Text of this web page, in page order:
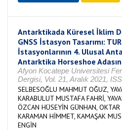
Antarktikada Küresel İklim
GNSS İstasyon Tasarımı:
İstasyonlarının 4. Ulusal
Antarktika Horseshoe
Afyon Kocatepe Universitesi
Dergisi, Vol. 21, Aralık 2021,
SELBESOĞLU MAHMUT OĞUZ,
KARABULUT MUSTAFA FAHRİ,
ÖZCAN HÜSEYİN GÜNHAN,
KARAMAN HİMMET, KAMAŞAK
ENGİN